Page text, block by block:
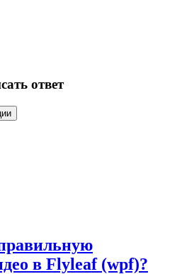
ответ
в Flyleaf (wpf)?